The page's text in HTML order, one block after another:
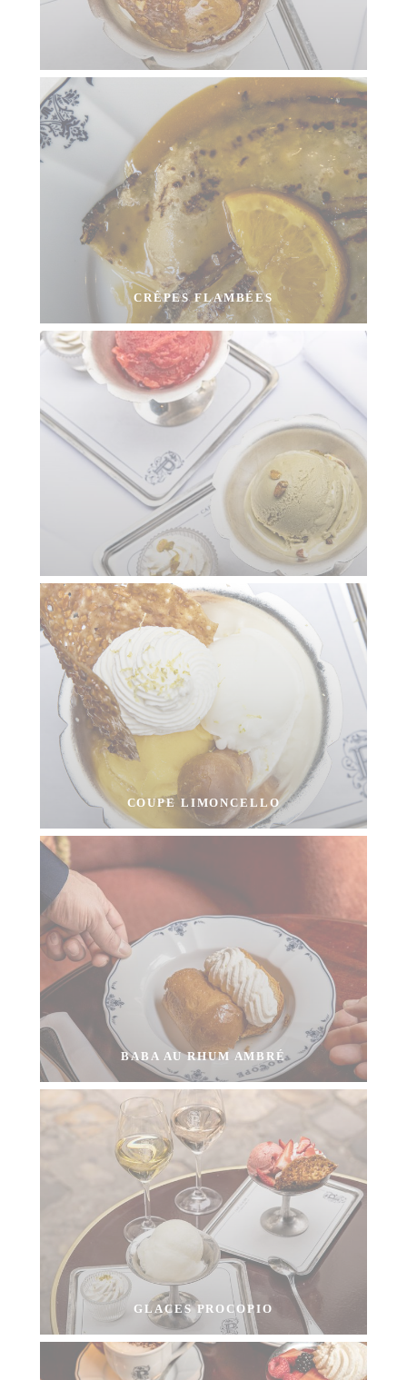
CRÊPES FLAMBÉES
COUPE LIMONCELLO
BABA AU RHUM AMBRÉ
GLACES PROCOPIO